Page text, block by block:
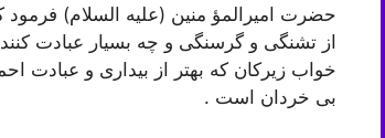
حضرت امیرالمؤ منین (علیه السلام) فرمود
از تشنگى و گرسنگى و چه بسیار عبادت
خواب زیرکان که بهتر از بیدارى و عبادت
بى خردان است .